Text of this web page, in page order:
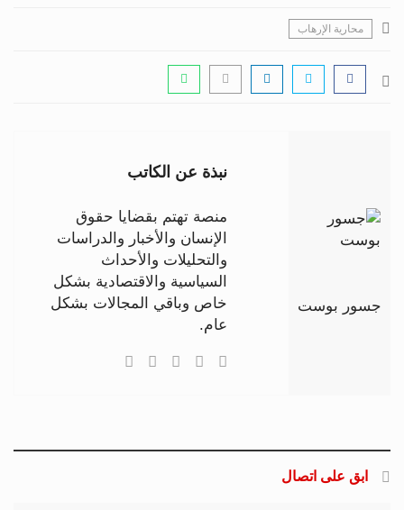
محارية الإرهاب
جسور بوست
نبذة عن الكاتب
منصة تهتم بقضايا حقوق
الإنسان والأخبار والدراسات
والتحليلات والأحداث
السياسية والاقتصادية بشكل
خاص وباقي المجالات بشكل
عام.
ابق على اتصال